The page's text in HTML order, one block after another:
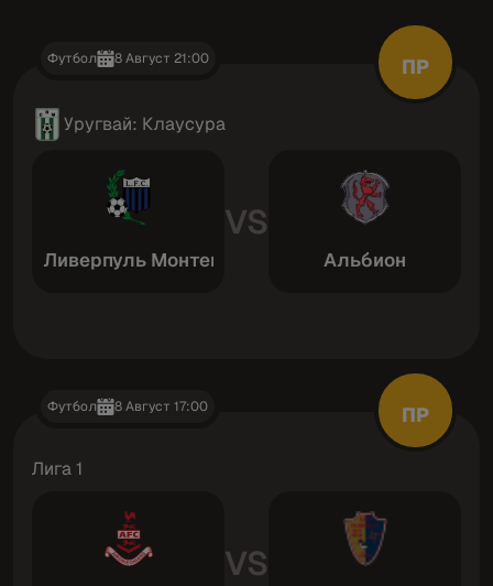
Футбол 8 Август 21:00 ПР
Уругвай: Клаусура
Ливерпуль Монтевидео
VS
Альбион
Футбол 8 Август 17:00 ПР
Лига 1
VS